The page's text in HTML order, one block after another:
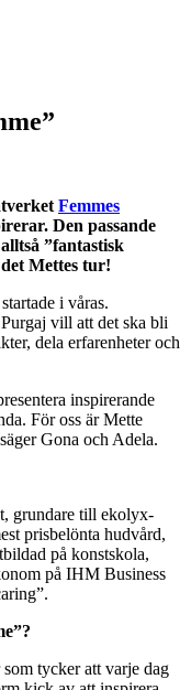
Femmes
Den passande
”fantastisk
Mettes tur!
i våras.
vill att det ska bli
dela erfarenheter och
inspirerande
För oss är Mette
Gona och Adela.
grundare till ekolyx-
prisbelönta hudvård,
på konstskola,
på IHM Business
tycker att varje dag